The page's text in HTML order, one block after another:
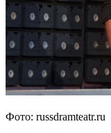
Фото: russdramteatr.ru